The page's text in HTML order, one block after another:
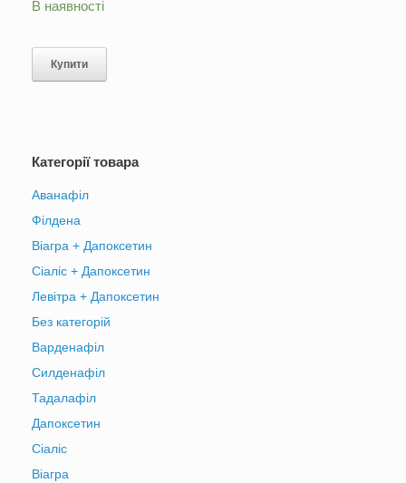
В наявності
Купити
Категорії товара
Аванафіл
Філдена
Віагра + Дапоксетин
Сіаліс + Дапоксетин
Левітра + Дапоксетин
Без категорій
Варденафіл
Силденафіл
Тадалафіл
Дапоксетин
Сіаліс
Віагра